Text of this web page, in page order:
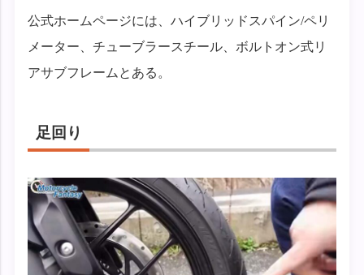
公式ホームページには、ハイブリッドスパイン/ペリ
メーター、チューブラースチール、ボルトオン式リ
アサブフレームとある。
足回り